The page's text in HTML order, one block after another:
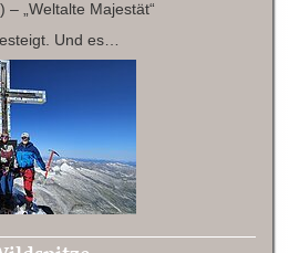
„Weltalte Majestät“
Und es…